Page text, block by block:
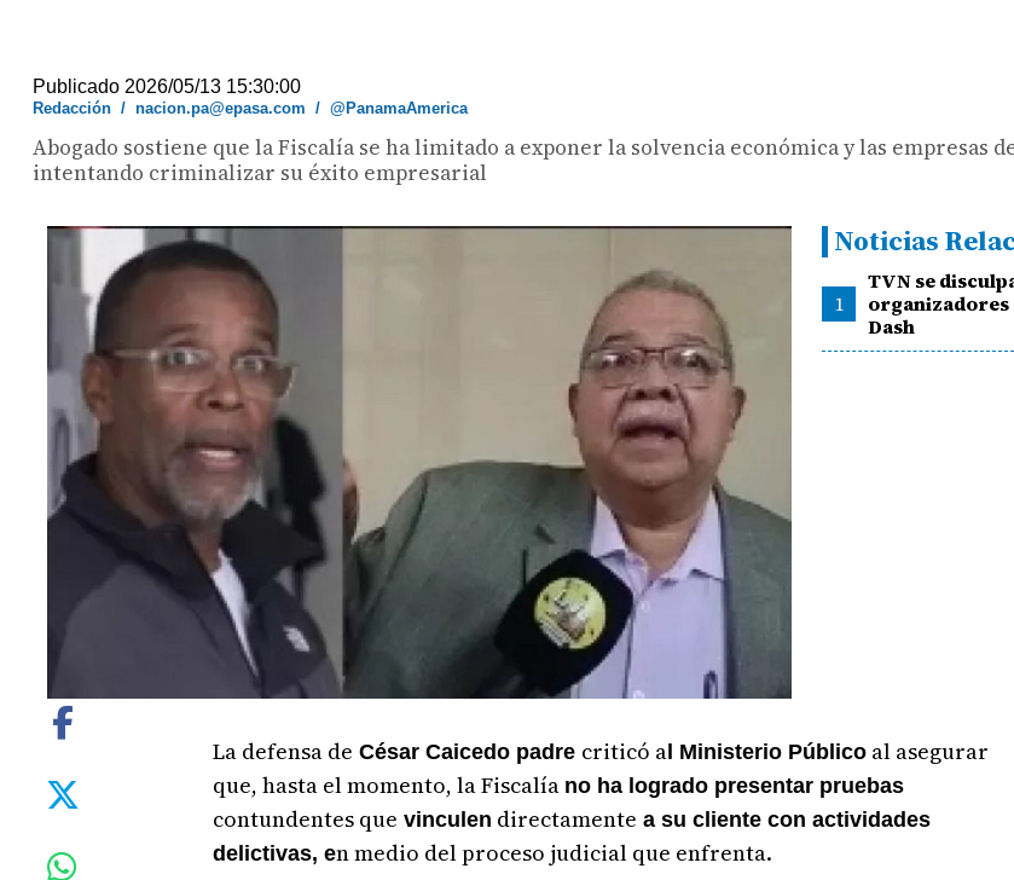
Publicado 2026/05/13 15:30:00
Redacción /nacion.pa@epasa.com /@PanamaAmerica
Abogado sostiene que la Fiscalía se ha limitado a exponer la solvencia económica y las empresas
intentando criminalizar su éxito empresarial
Noticias
1
TVN se
organizadores
Dash
La defensa de César Caicedo padre criticó al Ministerio Públicoal asegurar
que, hasta el momento, la Fiscalía no ha logrado presentar pruebas
contundentes que vinculen directamente a su cliente con actividades
delictivas, en medio del proceso judicial que enfrenta.